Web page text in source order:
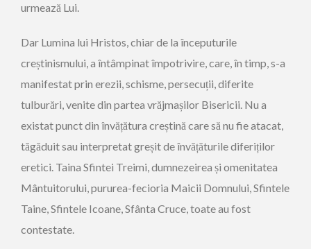
urmează Lui.
Dar Lumina lui Hristos, chiar de la începuturile
creștinismului, a întâmpinat împotrivire, care, în timp, s-a
manifestat prin erezii, schisme, persecuții, diferite
tulburări, venite din partea vrăjma­șilor Bisericii. Nu a
existat punct din învățătura creștină care să nu fie atacat,
tăgăduit sau interpretat greșit de învățăturile dife­riților
eretici. Taina Sfintei Treimi, dumnezeirea și omenitatea
Mântuitorului, pururea-fecioria Maicii Domnului, Sfintele
Taine, Sfintele Icoane, Sfânta Cruce, toate au fost
contestate.